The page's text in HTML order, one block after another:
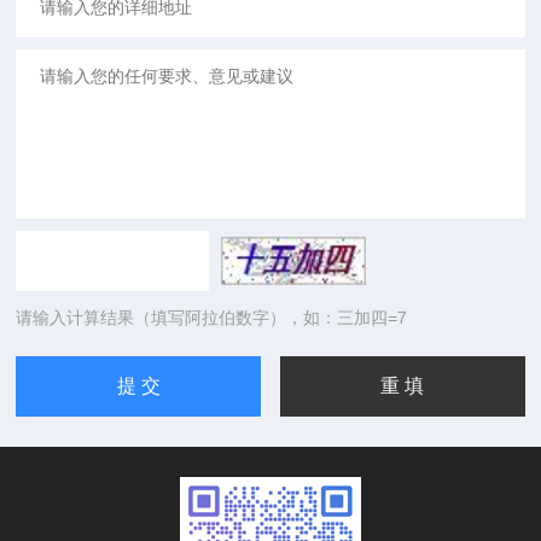
请输入计算结果（填写阿拉伯数字），如：三加四=7